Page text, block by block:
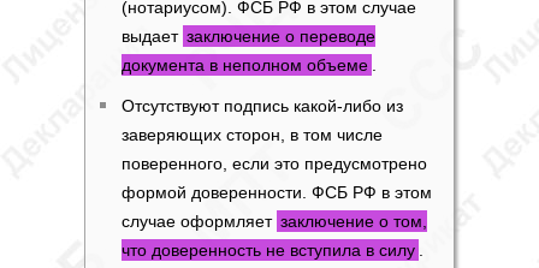
(нотариусом). ФСБ РФ в этом случае
выдает заключение о переводе
документа в неполном объеме
Отсутствуют подпись какой-либо из
заверяющих сторон, в том числе
поверенного, если это предусмотрено
формой доверенности. ФСБ РФ в этом
случае оформляет заключение о том,
что доверенность не вступила в силу